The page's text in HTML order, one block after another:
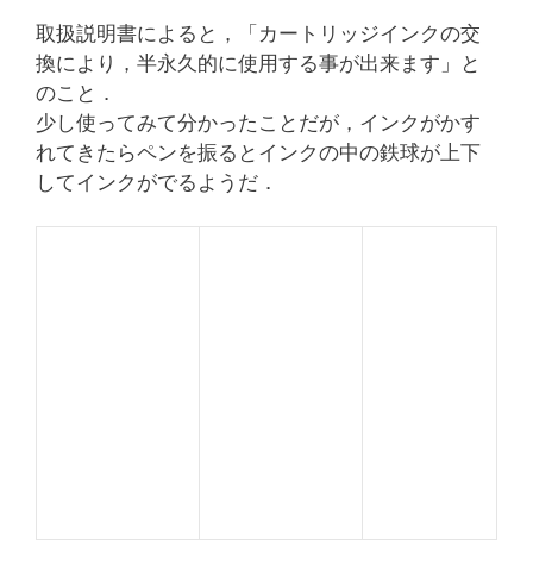
取扱説明書によると，「カートリッジインクの交
換により，半永久的に使用する事が出来ます」と
のこと．
少し使ってみて分かったことだが，インクがかす
れてきたらペンを振るとインクの中の鉄球が上下
してインクがでるようだ．